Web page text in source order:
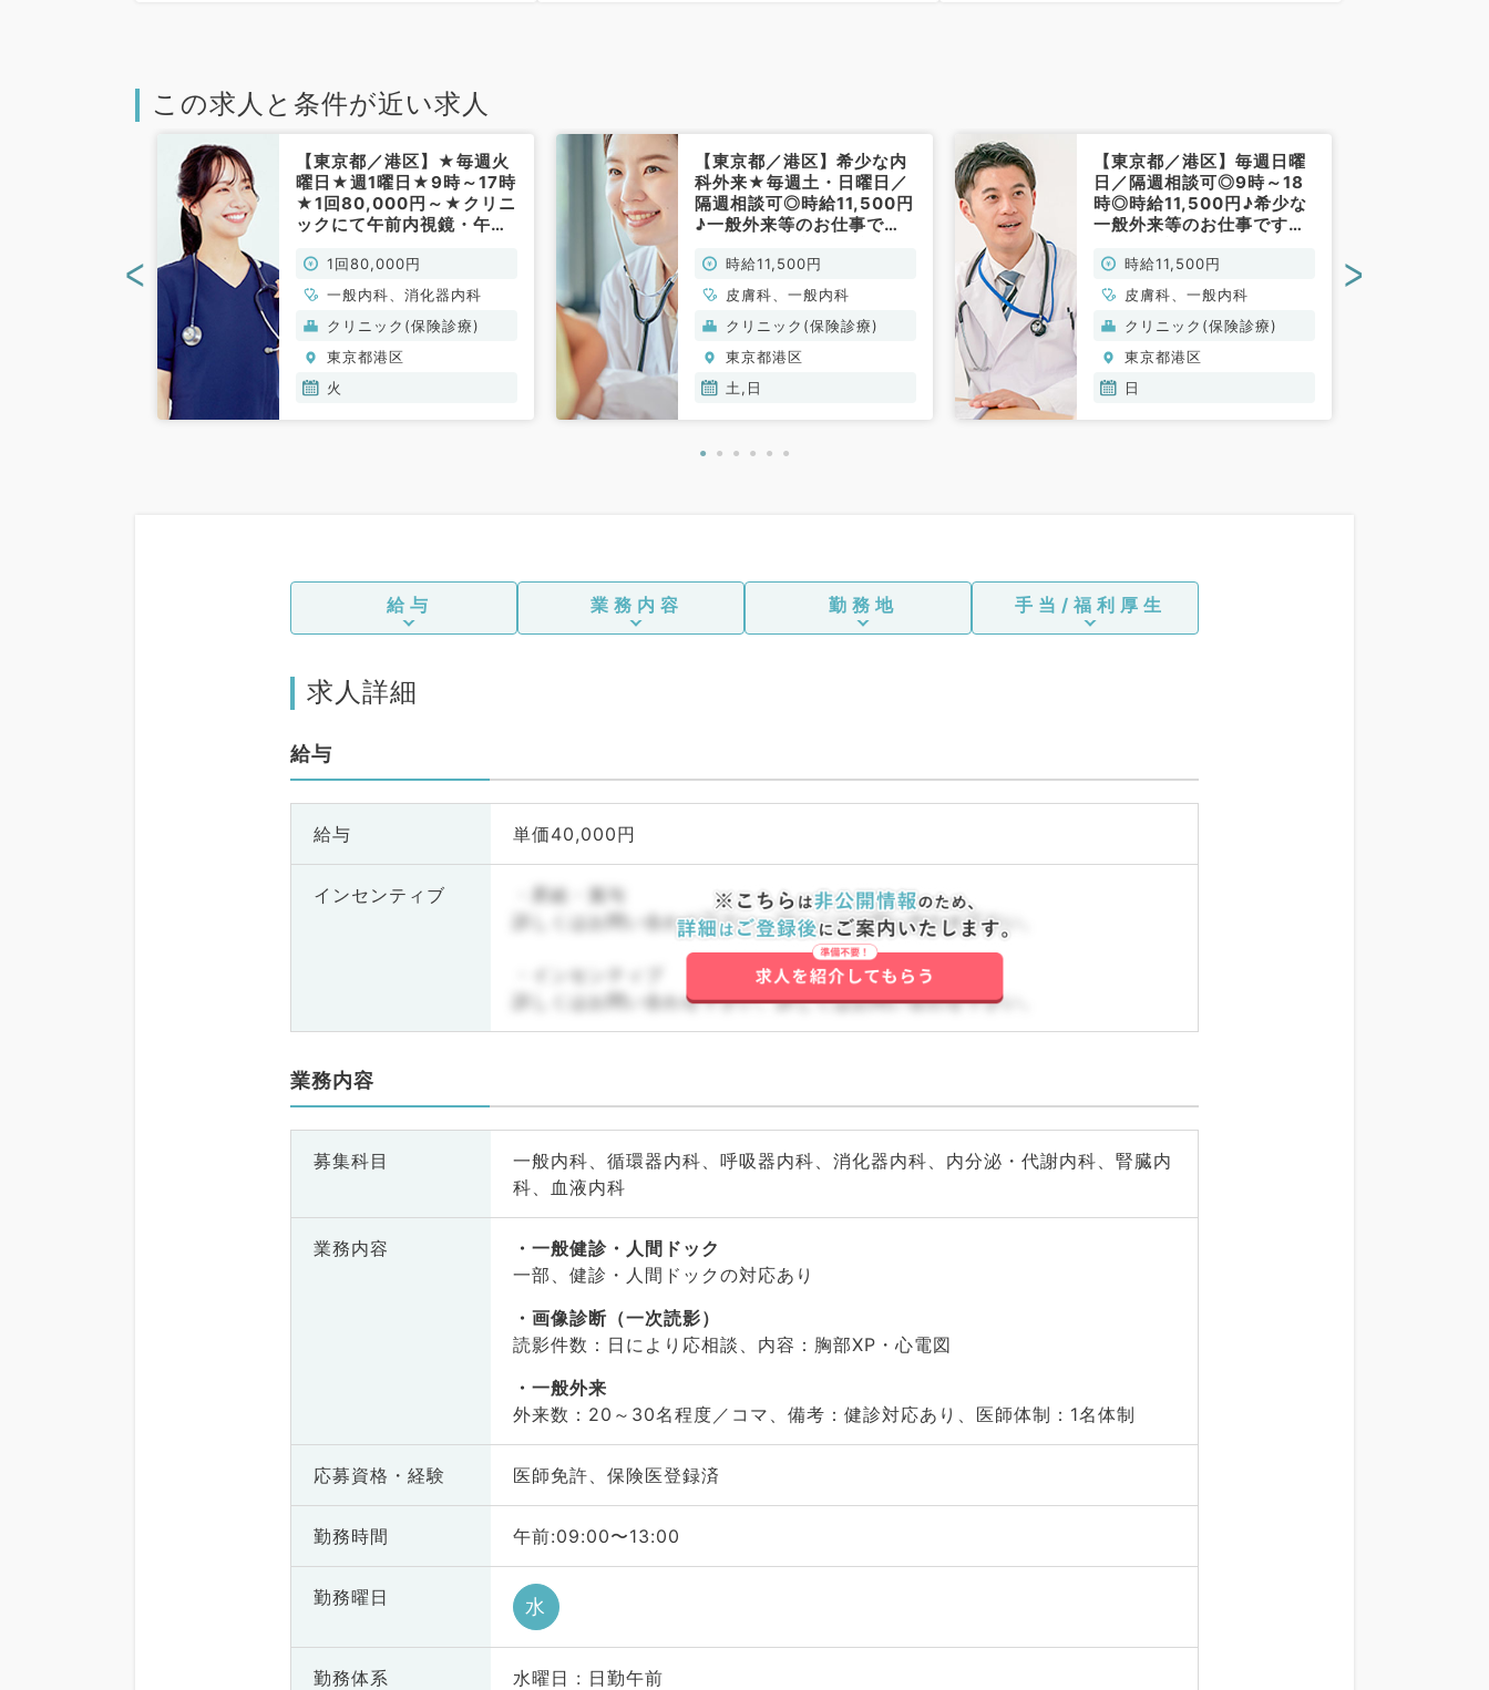
この求人と条件が近い求人
【東京都／港区】★毎週火
曜日★週1曜日★9時～17時
★1回80,000円～★クリニ
ックにて午前内視鏡・午後
事です！(消化器内科／非常
勤)
1回80,000円
一般内科、消化器内科
クリニック(保険診療)
東京都港区
火
【東京都／港区】希少な内
科外来★毎週土・日曜日／
隔週相談可◎時給11,500円
♪一般外来等のお仕事で
☆（⼀般内科・⽪膚科／非
常勤）
時給11,500円
皮膚科、一般内科
クリニック(保険診療)
東京都港区
土,日
【東京都／港区】毎週日曜
日／隔週相談可◎9時～18
時◎時給11,500円♪希少な
一般外来等のお仕事です！
内科・⽪膚科／非常勤）
時給11,500円
皮膚科、一般内科
クリニック(保険診療)
東京都港区
日
< >
給与 業務内容 勤務地 手当/福利厚生
求人詳細
給与
給与 単価40,000円
インセンティブ
・昇給・賞与
詳しくはお問い合わせ下さい。詳しくはお問い合わせ下さい。
・インセンティブ
詳しくはお問い合わせ下さい。詳しくはお問い合わせ下さい。
業務内容
募集科目
一般内科、循環器内科、呼吸器内科、消化器内科、内分泌・代謝内科、腎臓内
科、血液内科
業務内容
一般健診・人間ドック
一部、健診・人間ドックの対応あり
画像診断（一次読影）
読影件数：日により応相談、内容：胸部XP・心電図
一般外来
外来数：20～30名程度／コマ、備考：健診対応あり、医師体制：1名体制
応募資格・ 経験 医師免許、保険医登録済
勤務時間 午前:09:00〜13:00
勤務曜日 水
勤務体系 水曜日 : 日勤午前